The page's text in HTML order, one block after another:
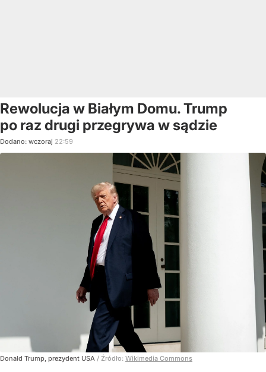
Rewolucja w Białym Domu. Trump
po raz drugi przegrywa w sądzie
Dodano: wczoraj 22:59
Donald Trump, prezydent USA / Źródło: Wikimedia Commons